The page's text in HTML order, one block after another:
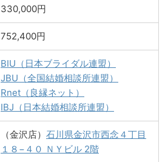
330,000円
752,400円
BIU（日本ブライダル連盟）
JBU（全国結婚相談所連盟）
Rnet（良縁ネット）
IBJ（日本結婚相談所連盟）
（金沢店） 石川県金沢市西念４丁目
１８−４０ ＮＹビル 2階